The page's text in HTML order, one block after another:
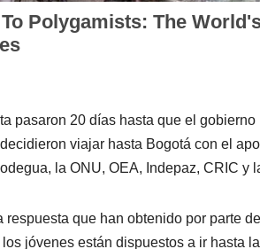
pasaron 20 días hasta que el
viajar hasta Bogotá con el
la ONU, OEA, Indepaz, CRIC y
respuesta que han obtenido por parte
jóvenes están dispuestos a ir hasta